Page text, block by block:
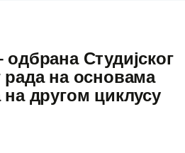
Студијског
рада на основама
другом циклусу